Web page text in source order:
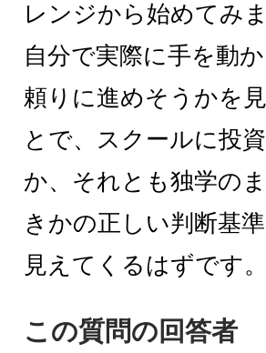
レンジから始めてみ
自分で実際に手を動
頼りに進めそうかを
とで、スクールに投
か、それとも独学の
きかの正しい判断基
見えてくるはずです。
この質問の回答者